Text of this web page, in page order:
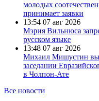
молодых
принимает заявки
13:54 07 авг 2026
Мэрия Вильнюса
русском языке
13:48 07 авг 2026
Михаил Мишустин
заседании
в Чолпон-Ате
Все новости